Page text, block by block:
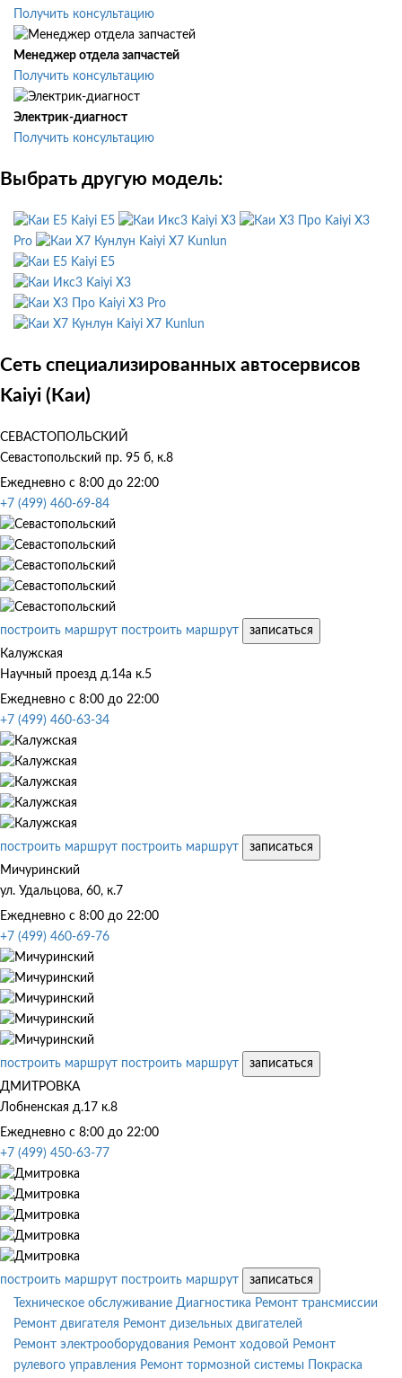
Получить консультацию
Менеджер отдела запчастей
Получить консультацию
Электрик-диагност
Получить консультацию
Выбрать другую модель:
Kaiyi E5 Kaiyi X3
Kaiyi X3
Pro
Kaiyi X7 Kunlun
Kaiyi E5
Kaiyi X3
Kaiyi X3 Pro
Kaiyi X7 Kunlun
Сеть специализированных автосервисов
Kaiyi (Каи)
СЕВАСТОПОЛЬСКИЙ
Севастопольский пр. 95 б, к.8
Ежедневно с 8:00 до 22:00
+7 (499) 460-69-84
построить маршрут построить маршрут
записаться
Калужская
Научный проезд д.14а к.5
Ежедневно с 8:00 до 22:00
+7 (499) 460-63-34
построить маршрут построить маршрут
записаться
Мичуринский
ул. Удальцова, 60, к.7
Ежедневно с 8:00 до 22:00
+7 (499) 460-69-76
построить маршрут построить маршрут
записаться
ДМИТРОВКА
Лобненская д.17 к.8
Ежедневно с 8:00 до 22:00
+7 (499) 450-63-77
построить маршрут построить маршрут
записаться
Техническое обслуживание Диагностика Ремонт трансмиссии
Ремонт двигателя Ремонт дизельных двигателей
Ремонт электрооборудования Ремонт ходовой Ремонт
рулевого управления Ремонт тормозной системы
Покраска